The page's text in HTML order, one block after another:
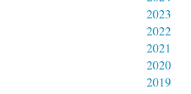
2023
2022
2021
2020
2019